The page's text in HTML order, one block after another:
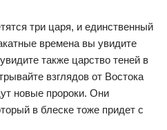
три царя, и единственный
времена вы увидите
также царство теней в
взглядов от Востока
новые пророки. Они
в блеске тоже придет с